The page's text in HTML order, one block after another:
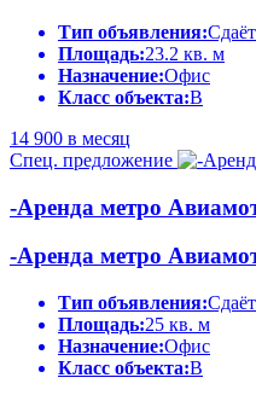
Тип объявления:
Площадь:23.2 кв. м
Назначение:Офис
Класс объекта:B
14 900 в месяц
Спец. предложение
-Аренда метро
-Аренда метро
Тип объявления:
Площадь:25 кв. м
Назначение:Офис
Класс объекта:B